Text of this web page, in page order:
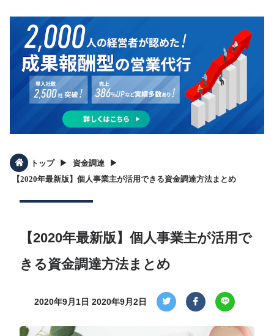
トップ ▶︎ 資金調達 ▶︎
【2020年最新版】個人事業主が活用できる資金調達方法まとめ
【2020年最新版】個人事業主が活用で
きる資金調達方法まとめ
2020年9月1日 2020年9月2日